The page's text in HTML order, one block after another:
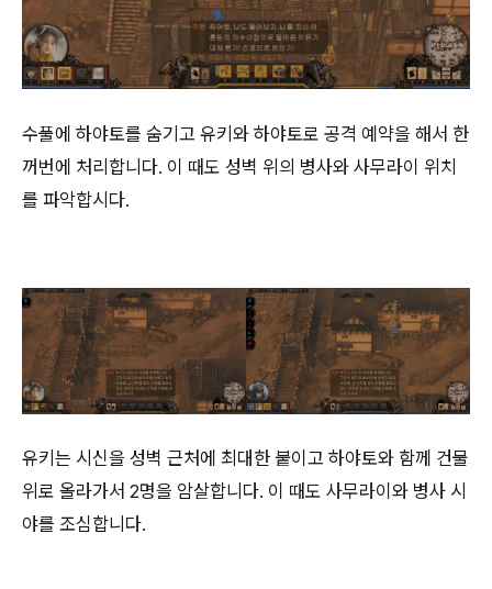
수풀에 하야토를 숨기고 유키와 하야토로 공격 예약을 해서 한
꺼번에 처리합니다. 이 때도 성벽 위의 병사와 사무라이 위치
를 파악합시다.
유키는 시신을 성벽 근처에 최대한 붙이고 하야토와 함께 건물
위로 올라가서 2명을 암살합니다. 이 때도 사무라이와 병사 시
야를 조심합니다.